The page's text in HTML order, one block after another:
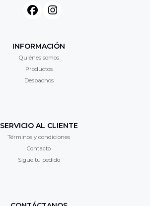
INFORMACIÓN
Quiénes somos
Productos
Despachos
SERVICIO AL CLIENTE
Términos y condiciones
Contacto
Sigue tu pedido